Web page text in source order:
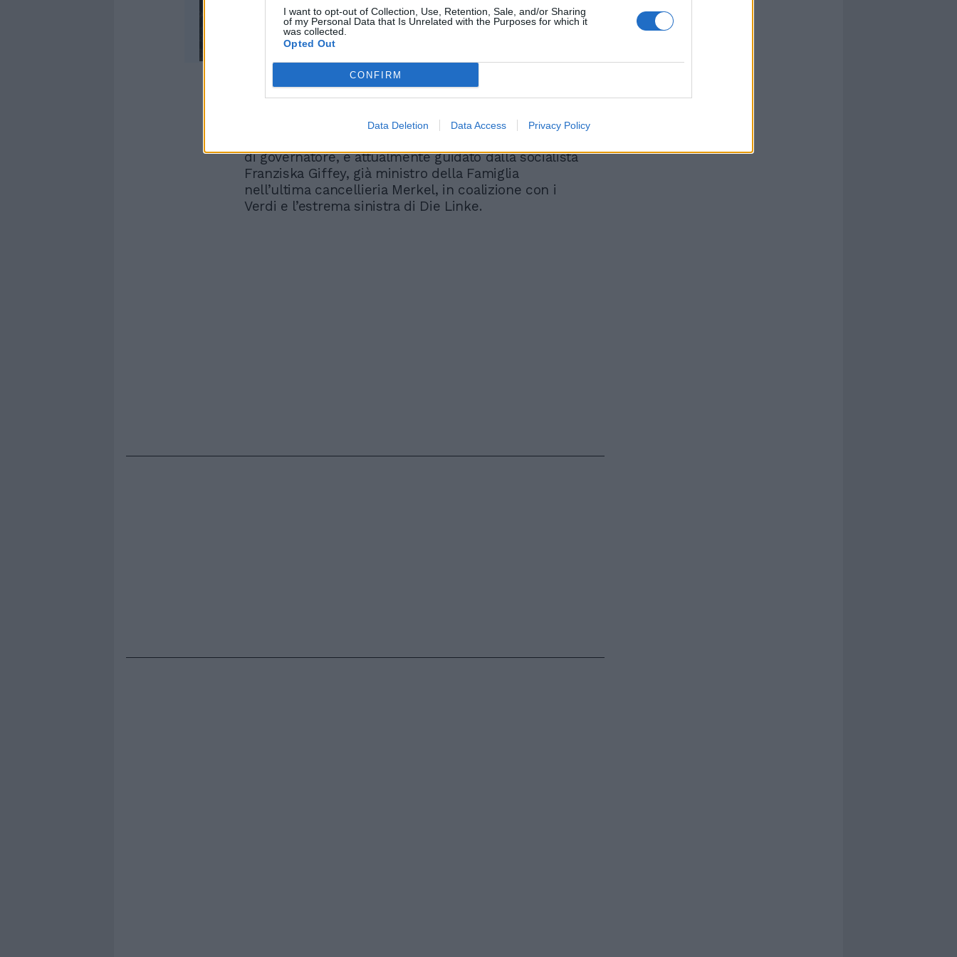
I want to opt-out of Collection, Use, Retention, Sale, and/or Sharing
of my Personal Data that Is Unrelated with the Purposes for which it
was collected.
Opted Out
CONFIRM
Data Deletion Data Access Privacy Policy
ritenuto "gravi" e "sistematici" gli errori. Il Land di
di governatore, è attualmente guidato dalla socialista
Franziska Giffey, già ministro della Famiglia
nell’ultima cancellieria Merkel, in coalizione con i
Verdi e l’estrema sinistra di Die Linke.